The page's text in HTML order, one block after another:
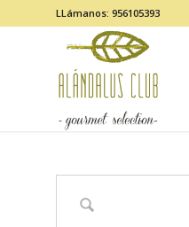
LLámanos: 956105393